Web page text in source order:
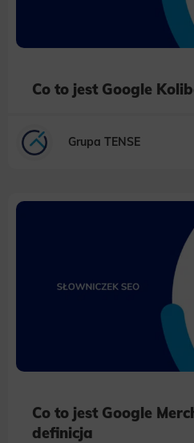
Co to jest Google
Grupa TENSE
Co to jest Google
definicja